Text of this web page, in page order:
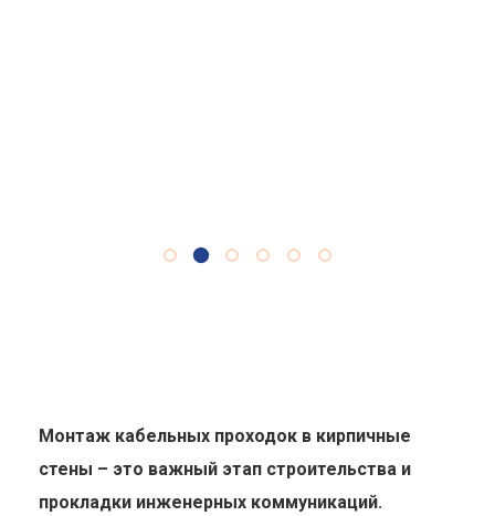
Монтаж кабельных проходок в кирпичные
стены – это важный этап строительства и
прокладки инженерных коммуникаций.